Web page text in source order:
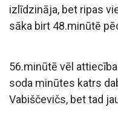
izlīdzināja, bet ripas
sāka birt 48.minūtē
56.minūtē vēl
soda minūtes katrs
Vabiščevičs, bet tad